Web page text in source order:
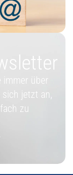
immer über
sich jetzt an,
zu